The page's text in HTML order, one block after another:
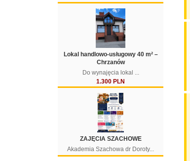
Lokal handlowo-usługowy 40 m² –
Chrzanów
Do wynajęcia lokal ...
1.300 PLN
ZAJĘCIA SZACHOWE
Akademia Szachowa dr Doroty...